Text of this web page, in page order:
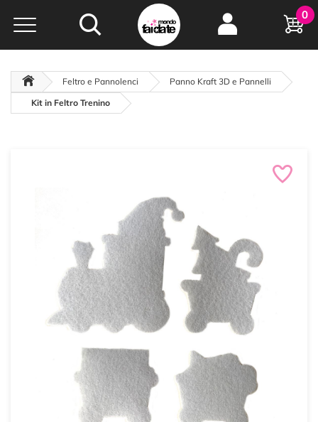
Hobby e
creatività...
oltre 15 anni online
0
Feltro e Pannolenci
Panno Kraft 3D e Pannelli
Kit in Feltro Trenino